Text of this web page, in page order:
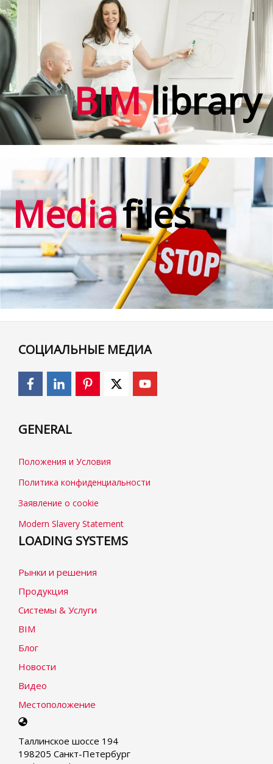
BIMlibrary
Mediafiles
СОЦИАЛЬНЫЕ МЕДИА
GENERAL
Положения и Условия
Политика конфиденциальности
Заявление о cookie
Modern Slavery Statement
LOADING SYSTEMS
Рынки и решения
Продукция
Системы & Услуги
BIM
Блог
Новости
Видео
Местоположение
Select
language
Таллинское шоссе 194
198205 Санкт-Петербург